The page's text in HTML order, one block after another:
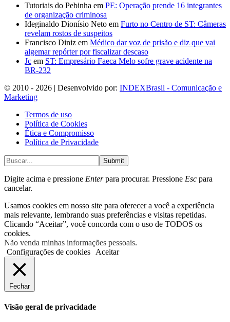
Tutoriais do Pebinha em PE: Operação prende 16 integrantes
de organização criminosa
Ideginaldo Dionísio Neto em Furto no Centro de ST: Câmeras
revelam rostos de suspeitos
Francisco Diniz em Médico dar voz de prisão e diz que vai
algemar repórter por fiscalizar descaso
Jc em ST: Empresário Faeca Melo sofre grave acidente na
BR-232
© 2010 - 2026 | Desenvolvido por: INDEXBrasil - Comunicação e
Marketing
Termos de uso
Política de Cookies
Ética e Compromisso
Política de Privacidade
Submit
Digite acima e pressione Enterpara procurar. Pressione Esc para
cancelar.
Usamos cookies em nosso site para oferecer a você a experiência
mais relevante, lembrando suas preferências e visitas repetidas.
Clicando “Aceitar”, você concorda com o uso de TODOS os
cookies.
Não venda minhas informações pessoais.
Configurações de cookies
Aceitar
Fechar
Visão geral de privacidade